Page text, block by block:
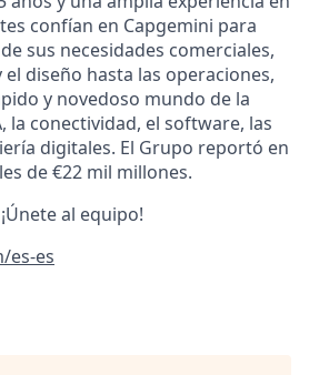
confían en Capgemini para
sus necesidades comerciales,
diseño hasta las operaciones,
y novedoso mundo de la
la conectividad, el software, las
digitales. El Grupo reportó en
de €22 mil millones.
al equipo!
es-es